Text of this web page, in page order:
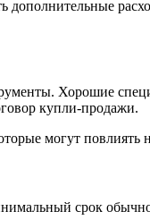
Хорошие
купли-продажи.
могут повлиять
срок